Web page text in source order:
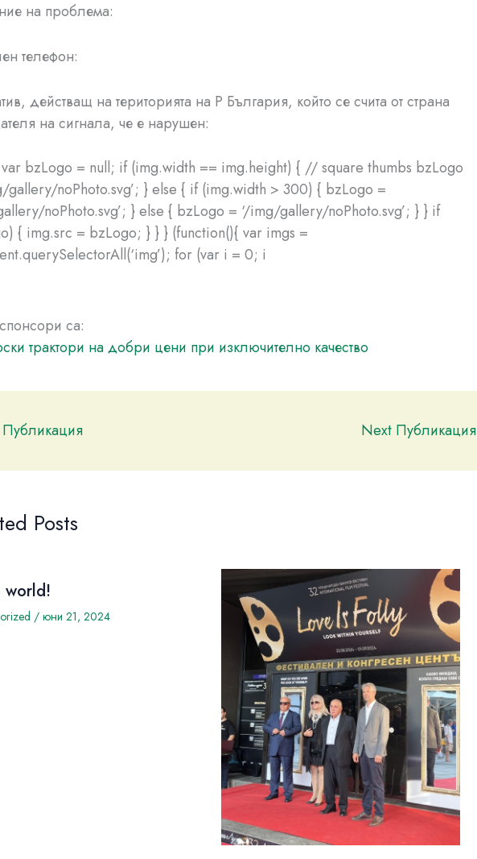
на проблема:
телефон:
действащ на територията на Р България, който се счита от страна
на сигнала, че е нарушен:
bzLogo = null; if (img.width == img.height) { // square thumbs bzLogo
gallery/noPhoto.svg’; } else { if (img.width > 300) { bzLogo =
noPhoto.svg’; } else { bzLogo = ‘/img/gallery/noPhoto.svg’; } } if
{ img.src = bzLogo; } } } (function(){ var imgs =
for (var i = 0; i
са:
трактори на добри цени при изключително качество
Next Публикация
Posts
world!
/ юни 21, 2024